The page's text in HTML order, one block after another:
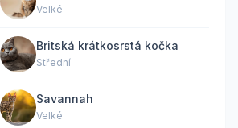
Velké
Britská krátkosrstá kočka
Střední
Savannah
Velké